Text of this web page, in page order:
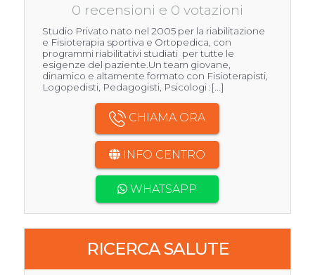
0 recensioni e 0 votazioni
Studio Privato nato nel 2005 per la riabilitazione
e Fisioterapia sportiva e Ortopedica, con
programmi riabilitativi studiati per tutte le
esigenze del paziente.Un team giovane,
dinamico e altamente formato con Fisioterapisti,
Logopedisti, Pedagogisti, Psicologi :[...]
CHIAMA ORA
INFO CENTRO
WHATSAPP
RICERCA SALUTE